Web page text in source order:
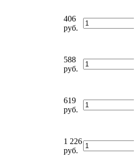
406
руб.
588
руб.
619
руб.
1 226
руб.